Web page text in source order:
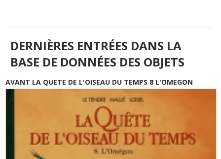
DERNIÈRES ENTRÉES DANS LA
BASE DE DONNÉES DES OBJETS
AVANT LA QUETE DE L'OISEAU DU TEMPS 8 L'OMEGON